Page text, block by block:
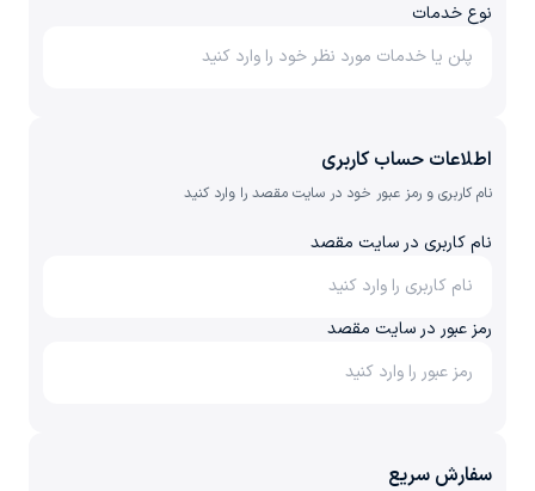
نوع خدمات
اطلاعات حساب کاربری
نام کاربری و رمز عبور خود در سایت مقصد را وارد کنید
نام کاربری در سایت مقصد
رمز عبور در سایت مقصد
سفارش سریع